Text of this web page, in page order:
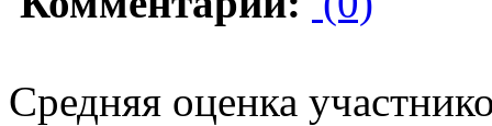
Средняя оценка